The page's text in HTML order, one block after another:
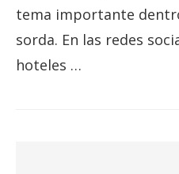
tema importante
sorda. En las redes
hoteles …